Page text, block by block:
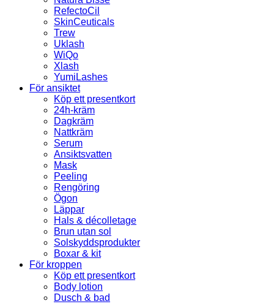
RefectoCil
SkinCeuticals
Trew
Uklash
WiQo
Xlash
YumiLashes
För ansiktet
Köp ett presentkort
24h-kräm
Dagkräm
Nattkräm
Serum
Ansiktsvatten
Mask
Peeling
Rengöring
Ögon
Läppar
Hals & décolletage
Brun utan sol
Solskyddsprodukter
Boxar & kit
För kroppen
Köp ett presentkort
Body lotion
Dusch & bad